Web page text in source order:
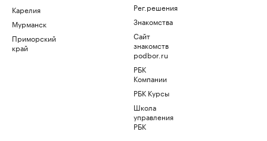
Карелия
Мурманск
Приморский
край
Рег.решения
Знакомства
Сайт
знакомств
podbor.ru
РБК
Компании
РБК Курсы
Школа
управления
РБК